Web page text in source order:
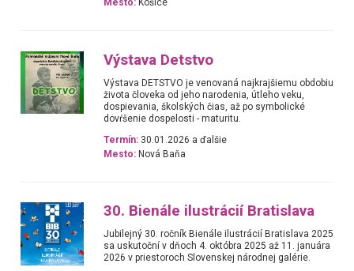
Mesto: Košice
Výstava Detstvo
Výstava DETSTVO je venovaná najkrajšiemu obdobiu
života človeka od jeho narodenia, útleho veku,
dospievania, školských čias, až po symbolické
dovŕšenie dospelosti - maturitu.
Termín: 30.01.2026 a ďalšie
Mesto: Nová Baňa
30. Bienále ilustrácií Bratislava
Jubilejný 30. ročník Bienále ilustrácií Bratislava 2025
sa uskutoční v dňoch 4. októbra 2025 až 11. januára
2026 v priestoroch Slovenskej národnej galérie.